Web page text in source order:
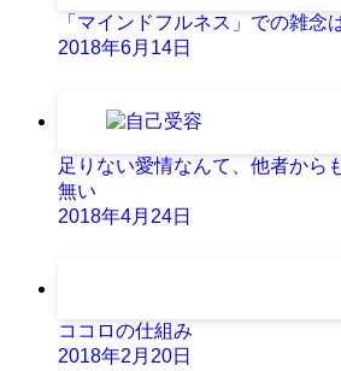
「マインドフルネス」での雑念
2018年6月14日
足りない愛情なんて、他者から
無い
2018年4月24日
ココロの仕組み
2018年2月20日